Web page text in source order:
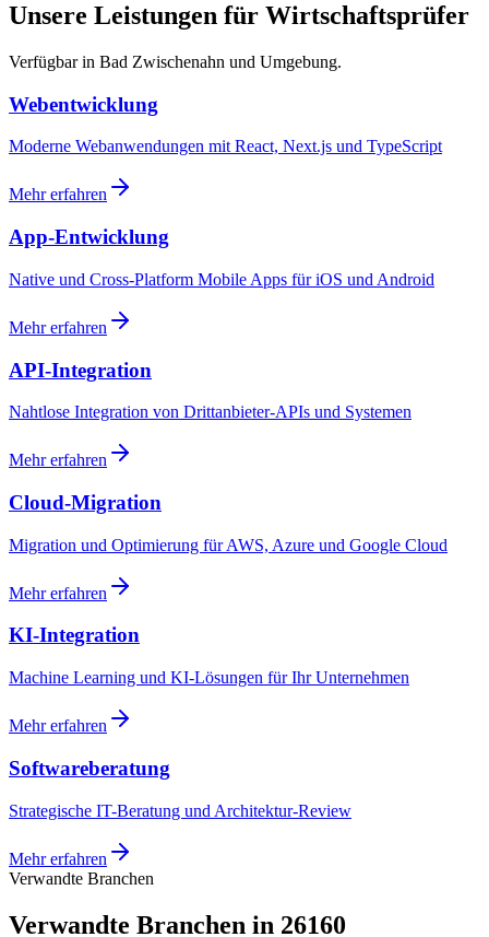
Unsere Leistungen für Wirtschaftsprüfer
Verfügbar in Bad Zwischenahn und Umgebung.
Webentwicklung
Moderne Webanwendungen mit React, Next.js und TypeScript
Mehr erfahren
App-Entwicklung
Native und Cross-Platform Mobile Apps für iOS und Android
Mehr erfahren
API-Integration
Nahtlose Integration von Drittanbieter-APIs und Systemen
Mehr erfahren
Cloud-Migration
Migration und Optimierung für AWS, Azure und Google Cloud
Mehr erfahren
KI-Integration
Machine Learning und KI-Lösungen für Ihr Unternehmen
Mehr erfahren
Softwareberatung
Strategische IT-Beratung und Architektur-Review
Mehr erfahren
Verwandte Branchen
Verwandte Branchen in 26160